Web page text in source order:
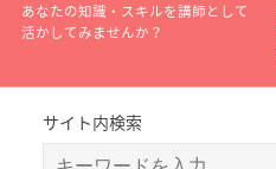
あなたの知識・スキルを講師として
活かしてみませんか？
サイト内検索